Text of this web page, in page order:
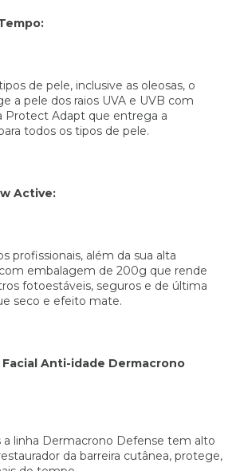
de pele, inclusive as oleosas, o
a pele dos raios UVA e UVB com
Protect Adapt que entrega a
todos os tipos de pele.
Active:
profissionais, além da sua alta
embalagem de 200g que rende
fotoestáveis, seguros e de última
seco e efeito mate.
Anti-idade Dermacrono
a linha Dermacrono Defense tem alto
da barreira cutânea, protege,